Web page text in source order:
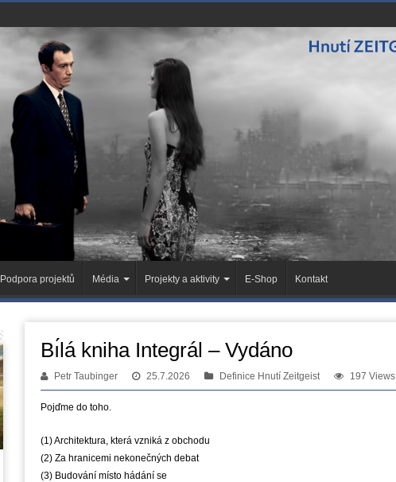
Podpora projektů Média Projekty a aktivity E-Shop Kontakt
Bı́lá kniha Integrál – Vydáno
Petr Taubinger 25.7.2026 Definice Hnutí Zeitgeist 197 Views
Pojďme do toho.
(1) Architektura, která vzniká z obchodu
(2) Za hranicemi nekonečných debat
(3) Budování místo hádání se